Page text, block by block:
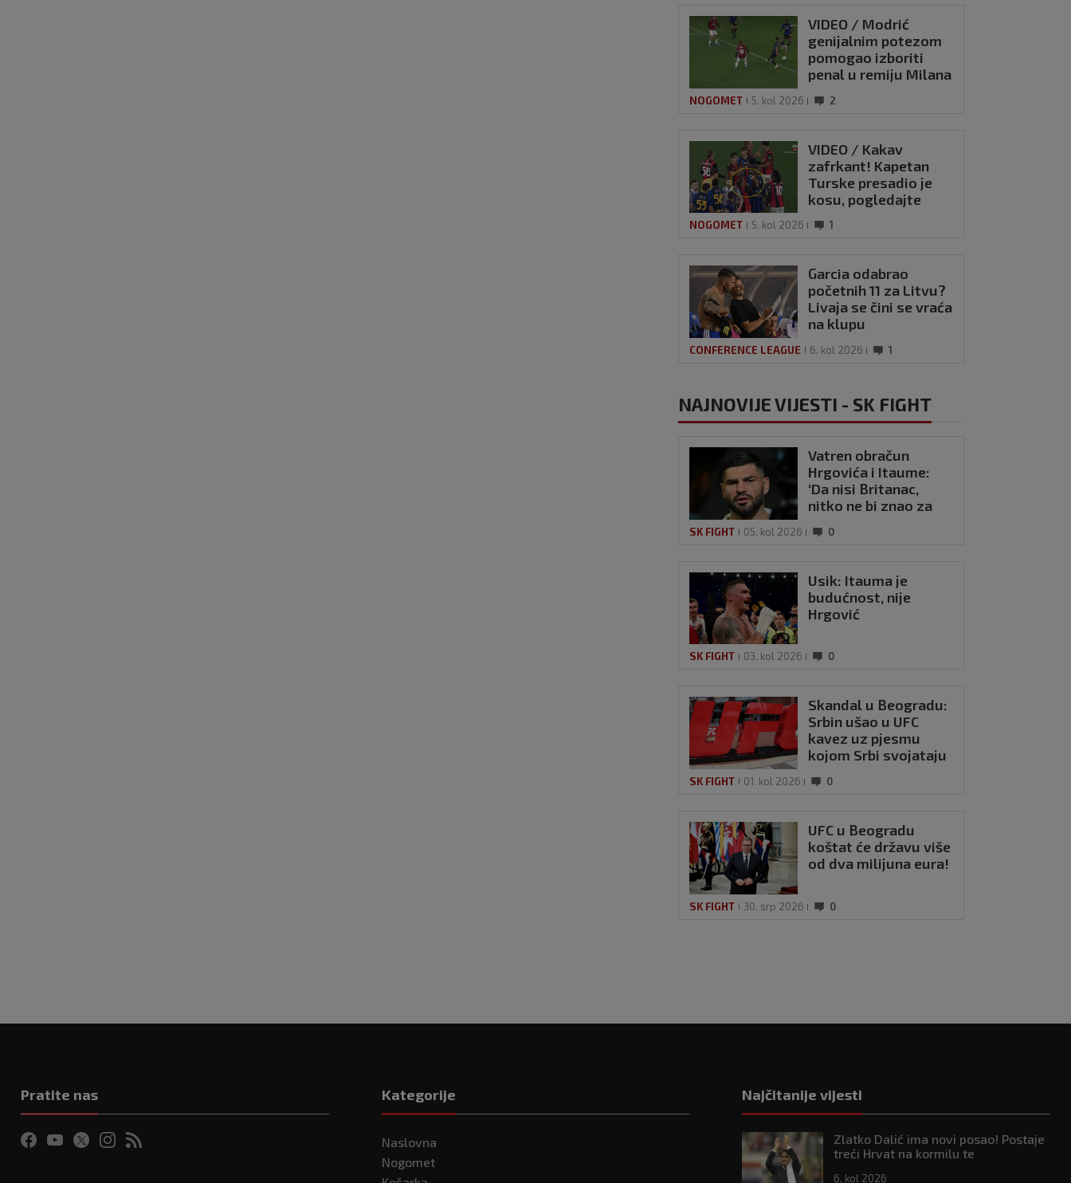
VIDEO / Modrić
genijalnim potezom
pomogao izboriti
penal u remiju Milana
NOGOMET 5. kol 2026 2
VIDEO / Kakav
zafrkant! Kapetan
Turske presadio je
kosu, pogledajte
našalio s njim
NOGOMET 5. kol 2026 1
Garcia odabrao
početnih 11 za Litvu?
Livaja se čini se vraća
na klupu
CONFERENCE LEAGUE 6. kol 2026 1
NAJNOVIJE VIJESTI - SK FIGHT
Vatren obračun
Hrgovića i Itaume:
‘Da nisi Britanac,
nitko ne bi znao za
nikakav respekt’
SK FIGHT 05. kol 2026 0
Usik: Itauma je
budućnost, nije
Hrgović
SK FIGHT 03. kol 2026 0
Skandal u Beogradu:
Srbin ušao u UFC
kavez uz pjesmu
kojom Srbi svojataju
SK FIGHT 01. kol 2026 0
UFC u Beogradu
koštat će državu više
od dva milijuna eura!
SK FIGHT 30. srp 2026 0
Pratite nas Kategorije
Naslovna
Nogomet
Najčitanije vijesti
Zlatko Dalić ima novi posao! Postaje
treći Hrvat na kormilu te
6. kol 2026